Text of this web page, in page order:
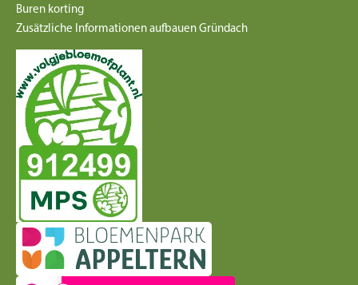
Buren korting
Zusätzliche Informationen aufbauen Gründach